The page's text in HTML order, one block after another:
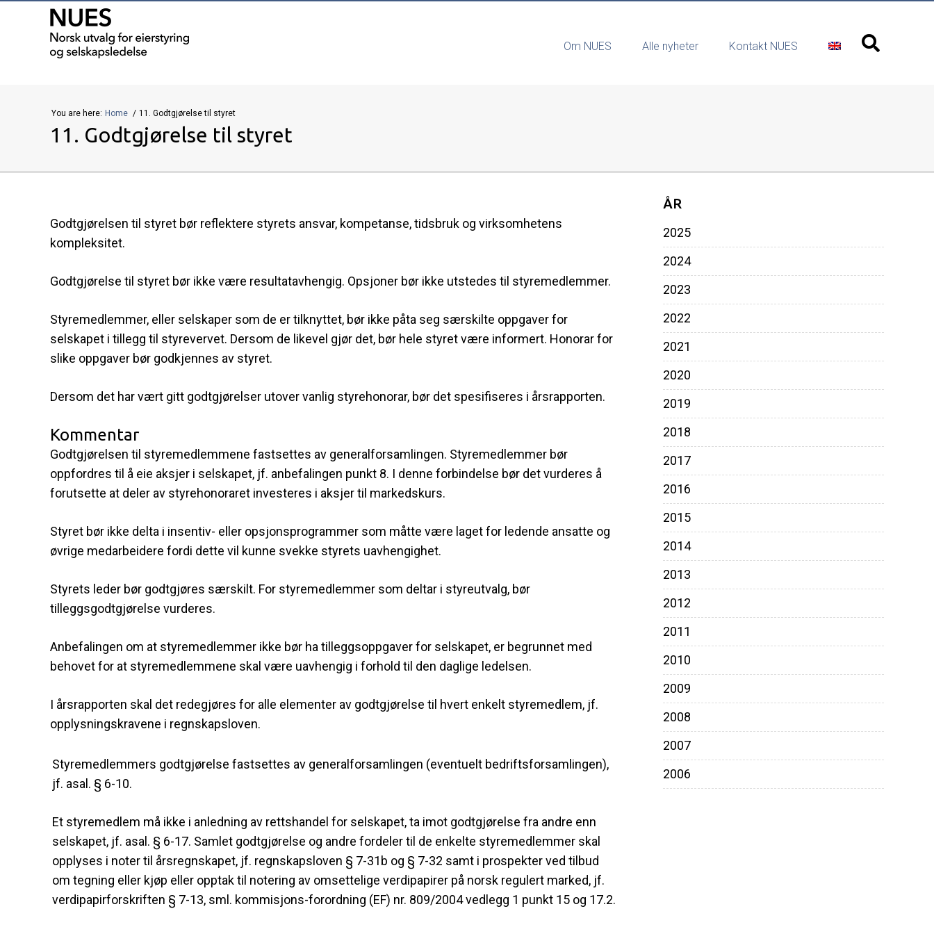
Om NUES Alle nyheter Kontakt NUES
You are here: Home 11. Godtgjørelse til styret
11. Godtgjørelse til styret
Godtgjørelsen til styret bør reflektere styrets ansvar, kompetanse, tidsbruk og virksomhetens
kompleksitet.
Godtgjørelse til styret bør ikke være resultatavhengig. Opsjoner bør ikke utstedes til styremedlemmer.
Styremedlemmer, eller selskaper som de er tilknyttet, bør ikke påta seg særskilte oppgaver for
selskapet i tillegg til styrevervet. Dersom de likevel gjør det, bør hele styret være informert. Honorar for
slike oppgaver bør godkjennes av styret.
Dersom det har vært gitt godtgjørelser utover vanlig styrehonorar, bør det spesifiseres i årsrapporten.
Kommentar
Godtgjørelsen til styremedlemmene fastsettes av generalforsamlingen. Styremedlemmer bør
oppfordres til å eie aksjer i selskapet, jf. anbefalingen punkt 8. I denne forbindelse bør det vurderes å
forutsette at deler av styrehonoraret investeres i aksjer til markedskurs.
Styret bør ikke delta i insentiv- eller opsjonsprogrammer som måtte være laget for ledende ansatte og
øvrige medarbeidere fordi dette vil kunne svekke styrets uavhengighet.
Styrets leder bør godtgjøres særskilt. For styremedlemmer som deltar i styreutvalg, bør
tilleggsgodtgjørelse vurderes.
Anbefalingen om at styremedlemmer ikke bør ha tilleggsoppgaver for selskapet, er begrunnet med
behovet for at styremedlemmene skal være uavhengig i forhold til den daglige ledelsen.
I årsrapporten skal det redegjøres for alle elementer av godtgjørelse til hvert enkelt styremedlem, jf.
opplysningskravene i regnskapsloven.
Styremedlemmers godtgjørelse fastsettes av generalforsamlingen (eventuelt bedriftsforsamlingen),
jf. asal. § 6-10.
Et styremedlem må ikke i anledning av rettshandel for selskapet, ta imot godtgjørelse fra andre enn
selskapet, jf. asal. § 6-17. Samlet godtgjørelse og andre fordeler til de enkelte styremedlemmer skal
opplyses i noter til årsregnskapet, jf. regnskapsloven § 7-31b og § 7-32 samt i prospekter ved tilbud
om tegning eller kjøp eller opptak til notering av omsettelige verdipapirer på norsk regulert marked, jf.
verdipapirforskriften § 7-13, sml. kommisjons-forordning (EF) nr. 809/2004 vedlegg 1 punkt 15 og 17.2.
ÅR
2025
2024
2023
2022
2021
2020
2019
2018
2017
2016
2015
2014
2013
2012
2011
2010
2009
2008
2007
2006